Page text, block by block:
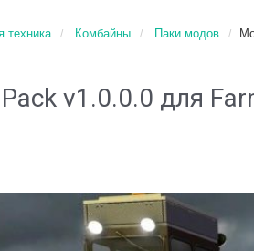
техника Комбайны Паки модов
v1.0.0.0 для